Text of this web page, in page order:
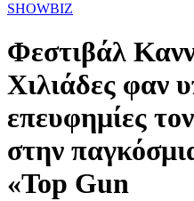
SHOWBIZ
Φεστιβάλ
Χιλιάδες φαν
επευφημίες
στην
«Top Gun